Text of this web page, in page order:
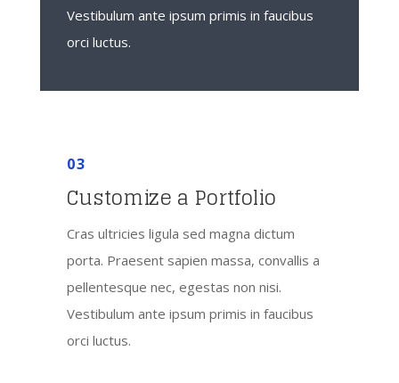
Vestibulum ante ipsum primis in faucibus
orci luctus.
03
Customize a Portfolio
Cras ultricies ligula sed magna dictum
porta. Praesent sapien massa, convallis a
pellentesque nec, egestas non nisi.
Vestibulum ante ipsum primis in faucibus
orci luctus.